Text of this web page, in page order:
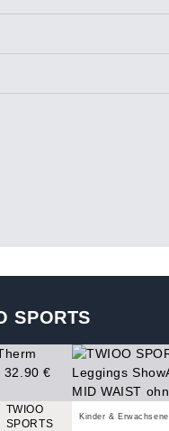
SPORTS
TWIOO
SPORTS
Kinder & Erwachsene